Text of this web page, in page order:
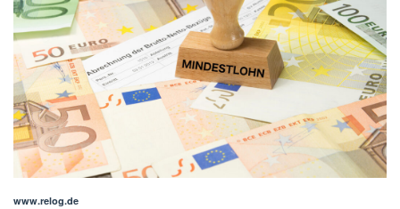
www.relog.de